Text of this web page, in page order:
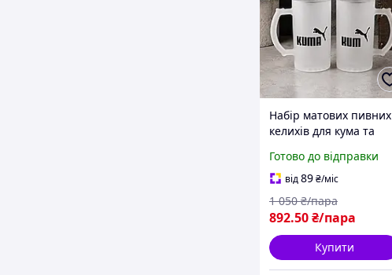
Набір матових пивних
келихів для кума та
парний подарунок для
кумів
Готово до відправки
від89₴/міс
892.50₴/пара
1 050 ₴/пара
Купити